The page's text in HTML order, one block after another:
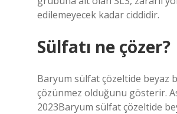
edilemeyecek kadar ciddidir.
Sülfatı ne çözer?
Baryum sülfat çözeltide beyaz
çözünmez olduğunu gösterir.
2023Baryum sülfat çözeltide